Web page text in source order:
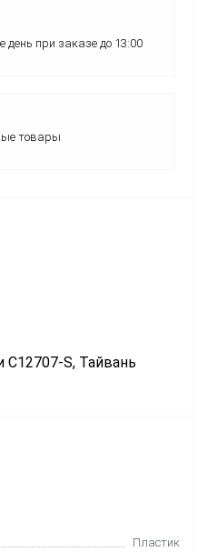
при заказе до 13:00
товары
S, Тайвань
Пластик